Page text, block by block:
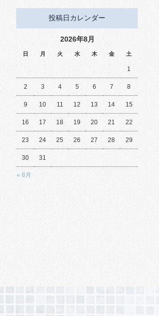
投稿日カレンダー
2026年8月
日 月 火 水 木 金 土
« 8月
1
2 3 4 5 6 7 8
9 10 11 12 13 14 15
16 17 18 19 20 21 22
23 24 25 26 27 28 29
30 31